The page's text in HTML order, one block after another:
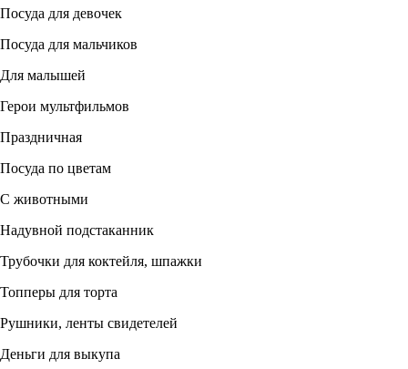
Посуда для девочек
Посуда для мальчиков
Для малышей
Герои мультфильмов
Праздничная
Посуда по цветам
С животными
Надувной подстаканник
Трубочки для коктейля, шпажки
Топперы для торта
Рушники, ленты свидетелей
Деньги для выкупа